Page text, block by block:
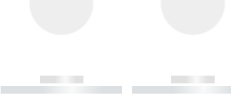
------------
----------- ----------- ----------
------------
----------- -----------